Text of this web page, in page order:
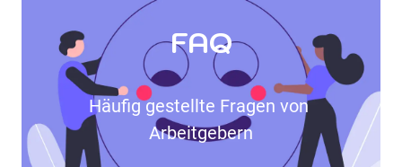
FAQ
Häufig gestellte Fragen von
Arbeitgebern